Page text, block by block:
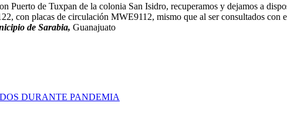
Puerto de Tuxpan de la colonia San Isidro, recuperamos y dejamos a
con placas de circulación MWE9112, mismo que al ser consultados con
de Sarabia, Guanajuato
DURANTE PANDEMIA